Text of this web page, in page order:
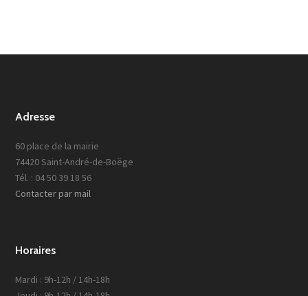
Adresse
60 place de la mairie
74420 Saint-André-de-Boëge
Tél. : 04 50 39 18 56
Contacter par mail
Horaires
Mardi : 9h-12h / 14h-18h